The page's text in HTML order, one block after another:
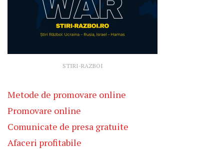
STIRI-RAZBOI
Metode de promovare online
Promovare online
Comunicate de presa gratuite
Afaceri profitabile